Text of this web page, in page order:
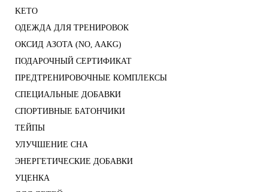
KETO
ОДЕЖДА ДЛЯ ТРЕНИРОВОК
ОКСИД АЗОТА (NO, AAKG)
ПОДАРОЧНЫЙ СЕРТИФИКАТ
ПРЕДТРЕНИРОВОЧНЫЕ КОМПЛЕКСЫ
СПЕЦИАЛЬНЫЕ ДОБАВКИ
СПОРТИВНЫЕ БАТОНЧИКИ
ТЕЙПЫ
УЛУЧШЕНИЕ СНА
ЭНЕРГЕТИЧЕСКИЕ ДОБАВКИ
УЦЕНКА